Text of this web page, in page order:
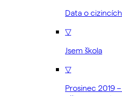
Data o
▽
Jsem škola
▽
Prosinec 2019